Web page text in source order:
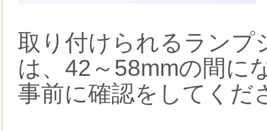
取り付けられるランプ
は、42～58mmの間に
事前に確認をしてくだ